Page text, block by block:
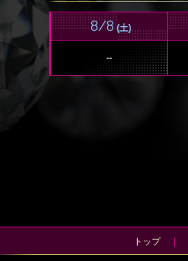
8/8(土)
--
トップ ｜